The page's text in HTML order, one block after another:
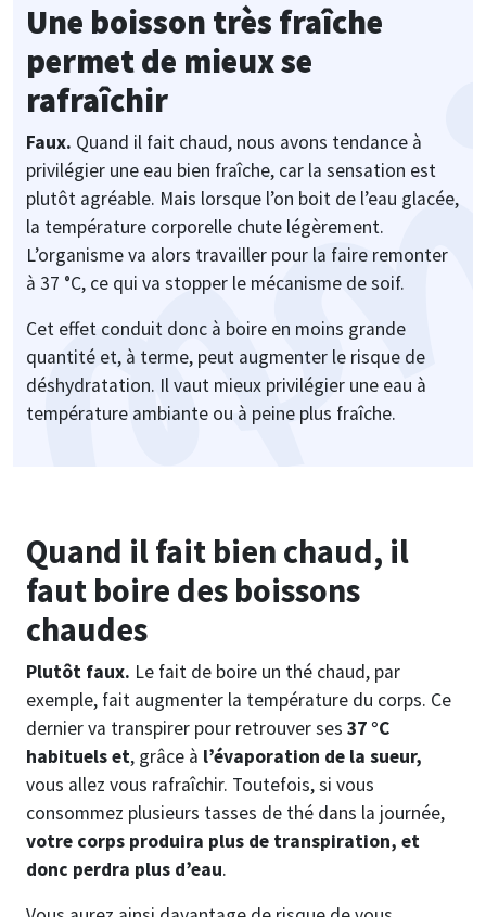
Une boisson très fraîche
permet de mieux se
rafraîchir
Faux. Quand il fait chaud, nous avons tendance à
privilégier une eau bien fraîche, car la sensation est
plutôt agréable. Mais lorsque l’on boit de l’eau glacée,
la température corporelle chute légèrement.
L’organisme va alors travailler pour la faire remonter
à 37 °C, ce qui va stopper le mécanisme de soif.
Cet effet conduit donc à boire en moins grande
quantité et, à terme, peut augmenter le risque de
déshydratation. Il vaut mieux privilégier une eau à
température ambiante ou à peine plus fraîche.
Quand il fait bien chaud, il
faut boire des boissons
chaudes
Plutôt faux. Le fait de boire un thé chaud, par
exemple, fait augmenter la température du corps. Ce
dernier va transpirer pour retrouver ses 37 °C
habituels et, grâce à l’évaporation de la sueur,
vous allez vous rafraîchir. Toutefois, si vous
consommez plusieurs tasses de thé dans la journée,
votre corps produira plus de transpiration, et
donc perdra plus d’eau.